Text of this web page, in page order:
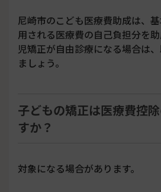
尼崎市のこども医療費助成は、
用される医療費の自己負担分を
児矯正が自由診療になる場合は
ましょう。
子どもの矯正は医療費控
すか？
対象になる場合があります。